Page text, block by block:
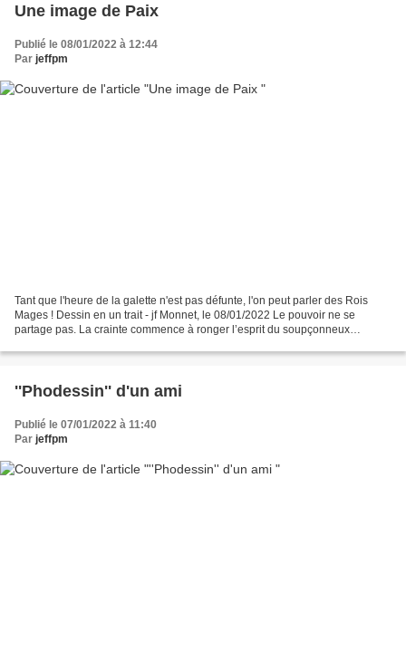
Une image de Paix
Publié le 08/01/2022 à 12:44
Par jeffpm
Tant que l'heure de la galette n'est pas défunte, l'on peut parler des Rois
Mages ! Dessin en un trait - jf Monnet, le 08/01/2022 Le pouvoir ne se
partage pas. La crainte commence à ronger l’esprit du soupçonneux
''Phodessin'' d'un ami
Publié le 07/01/2022 à 11:40
Par jeffpm